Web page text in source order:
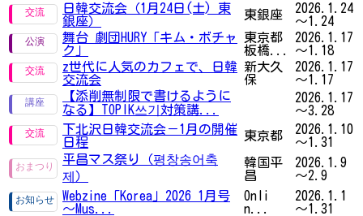
日韓交流会（1月24日(土) 東
銀座）
東銀座
2026.1.24
～1.24
舞台 劇団HURY「キム・ボチャ
ク」
東京都
板橋...
2026.1.17
～1.18
z世代に人気のカフェで、日韓
交流会
新大久
保
2026.1.17
～1.17
【添削無制限で書けるように
なる】TOPIK쓰기対策講...
2026.1.17
～3.28
下北沢日韓交流会－1月の開催
日程
東京都
2026.1.10
～1.31
平昌マス祭り（평창송어축
제）
韓国平
昌
2026.1.9
～2.9
Webzine「Korea」2026 1月号
～Mus...
Onli
n...
2026.1.1
～1.31